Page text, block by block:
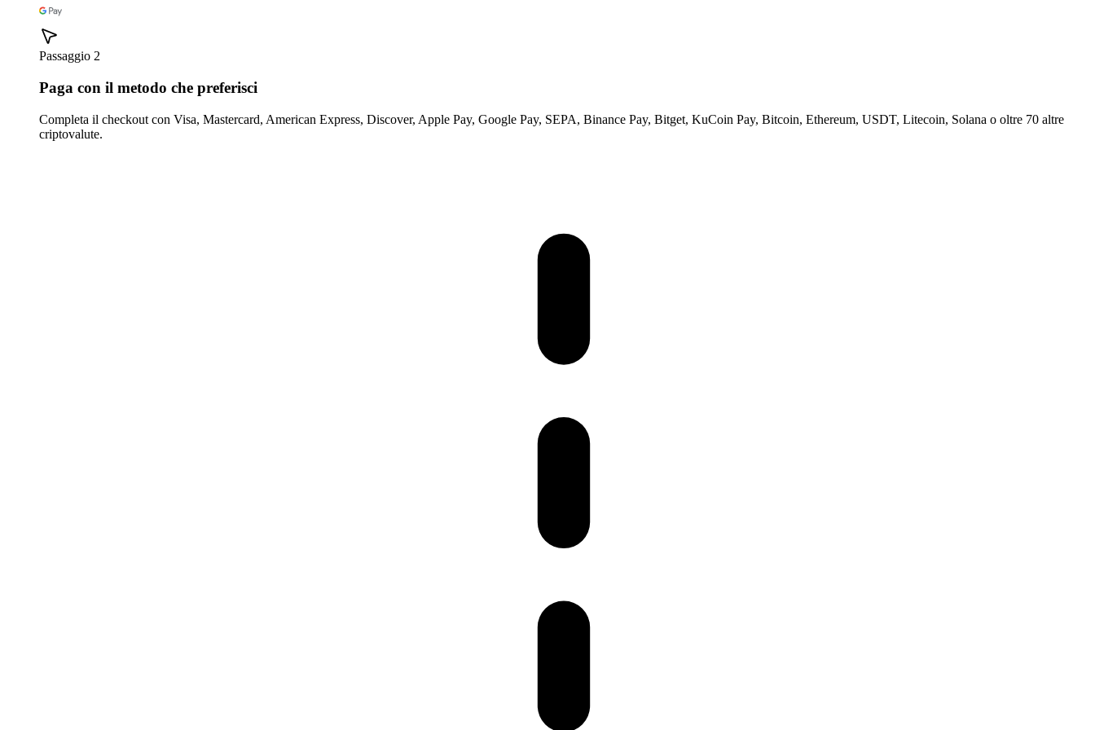
Passaggio 2
Paga con il metodo che preferisci
Completa il checkout con Visa, Mastercard, American Express, Discover, Apple Pay, Google Pay, SEPA, Binance Pay, Bitget, KuCoin Pay, Bitcoin, Ethereum, USDT, Litecoin, Solana o oltre 70 altre
criptovalute.